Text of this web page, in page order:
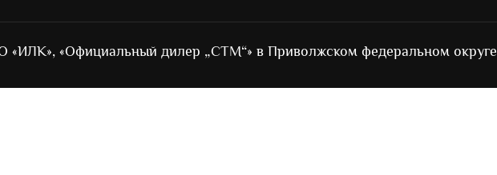
«Официальный дилер „СТМ“» в Приволжском федеральном округе